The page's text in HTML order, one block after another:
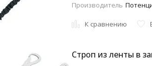
Производитель
К сравнению
Строп из ленты в